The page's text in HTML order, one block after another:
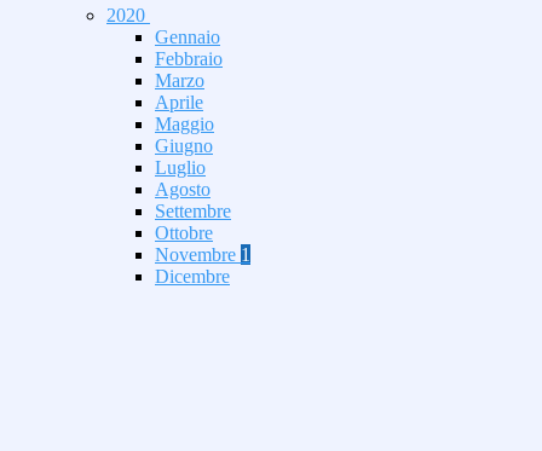
2020
Gennaio
Febbraio
Marzo
Aprile
Maggio
Giugno
Luglio
Agosto
Settembre
Ottobre
Novembre 1
Dicembre